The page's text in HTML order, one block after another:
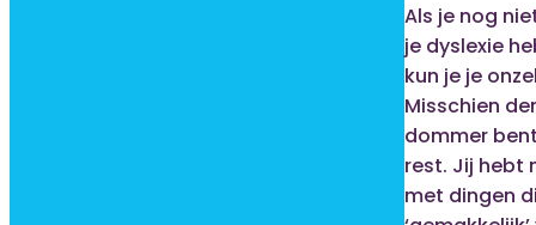
Als je nog
je dyslexie
kun je je
Misschien
dommer
rest. Jij hebt
met dingen